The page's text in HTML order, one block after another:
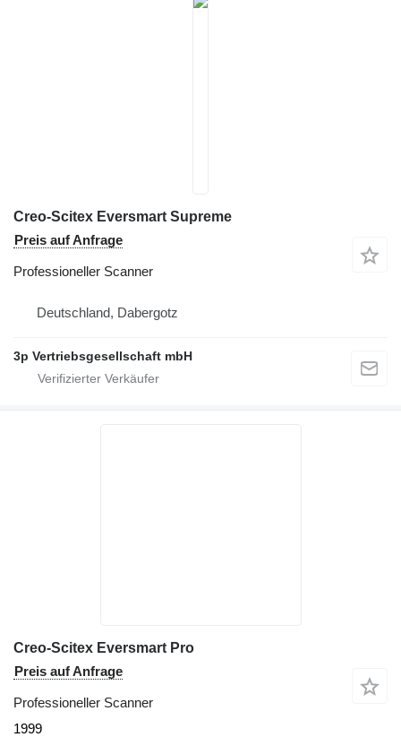
Creo-Scitex Eversmart Supreme
Preis auf Anfrage
Professioneller Scanner
Deutschland, Dabergotz
3p Vertriebsgesellschaft mbH
Creo-Scitex Eversmart Pro
Preis auf Anfrage
Professioneller Scanner
1999